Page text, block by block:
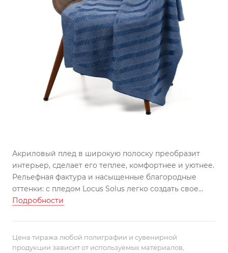
Акриловый плед в широкую полоску преобразит
интерьер, сделает его теплее, комфортнее и уютнее.
Рельефная фактура и насыщенные благородные
оттенки: с пледом Locus Solus легко создать свое
идеальное место уединения. Для перезагрузки,
баланса.
Состав пледа позволяет сохранить приятные
тактильные ощущения и значительно облегчает уход
Подробности
Цена тиража любой полиграфии и сувенирной
продукции зависит от используемых материалов,